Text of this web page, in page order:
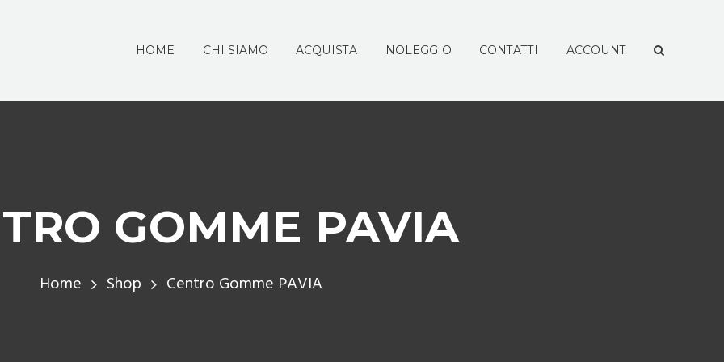
HOME CHI SIAMO ACQUISTA NOLEGGIO CONTATTI ACCOUNT
GOMME PAVIA
Home Shop Centro Gomme PAVIA